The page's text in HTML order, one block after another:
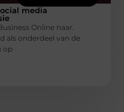
media
Online naar.
als onderdeel van de
op